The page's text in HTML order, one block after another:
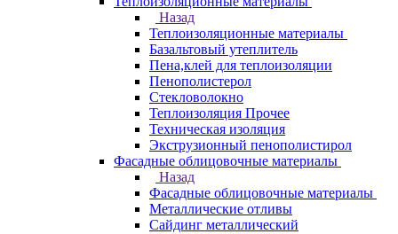
Назад
Теплоизоляционные материалы
Базальтовый утеплитель
Пена,клей для теплоизоляции
Пенополистерол
Стекловолокно
Теплоизоляция Прочее
Техническая изоляция
Экструзионный пенополистирол
Фасадные облицовочные материалы
Назад
Фасадные облицовочные материалы
Металлические отливы
Сайдинг металлический